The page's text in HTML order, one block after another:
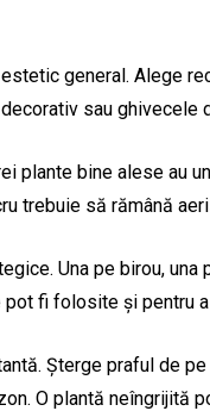
general. Alege
sau ghivecele
plante bine alese au
trebuie să rămână
Una pe birou,
fi folosite și pentru
Șterge praful de
O plantă neîngrijită